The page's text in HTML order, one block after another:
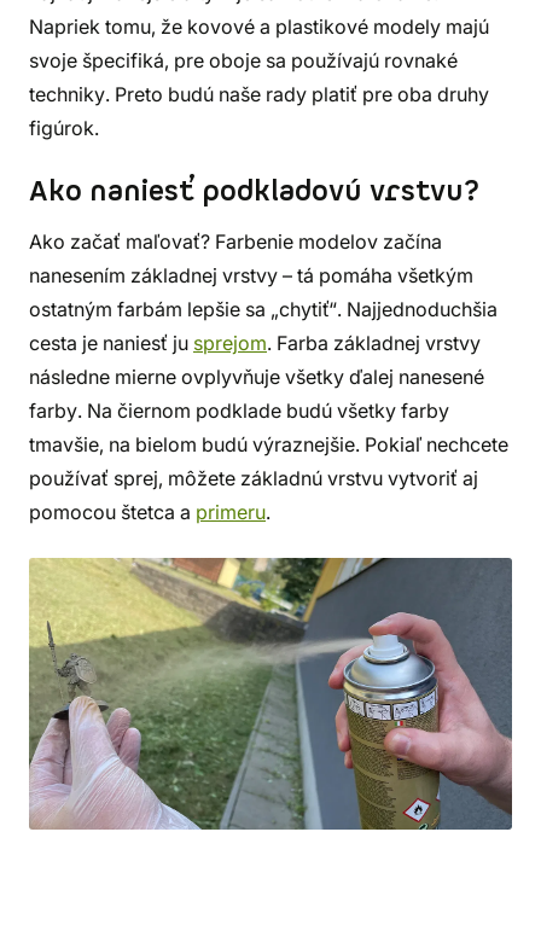
Napriek tomu, že kovové a plastikové modely majú
svoje špecifiká, pre oboje sa používajú rovnaké
techniky. Preto budú naše rady platiť pre oba druhy
figúrok.
Ako naniesť podkladovú vrstvu?
Ako začať maľovať? Farbenie modelov začína
nanesením základnej vrstvy – tá pomáha všetkým
ostatným farbám lepšie sa „chytiť“. Najjednoduchšia
cesta je naniesť ju sprejom. Farba základnej vrstvy
následne mierne ovplyvňuje všetky ďalej nanesené
farby. Na čiernom podklade budú všetky farby
tmavšie, na bielom budú výraznejšie. Pokiaľ nechcete
používať sprej, môžete základnú vrstvu vytvoriť aj
pomocou štetca a primeru.